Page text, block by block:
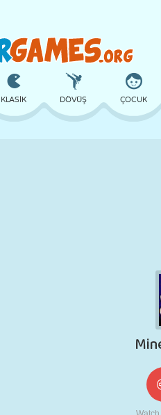
KLASIK DÖVÜŞ ÇOCUK
TIC TAC TOE